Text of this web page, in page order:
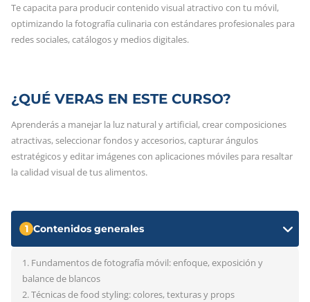
Te capacita para producir contenido visual atractivo con tu móvil,
optimizando la fotografía culinaria con estándares profesionales para
redes sociales, catálogos y medios digitales.
¿QUÉ VERAS EN ESTE CURSO?
Aprenderás a manejar la luz natural y artificial, crear composiciones
atractivas, seleccionar fondos y accesorios, capturar ángulos
estratégicos y editar imágenes con aplicaciones móviles para resaltar
la calidad visual de tus alimentos.
1 Contenidos generales
1. Fundamentos de fotografía móvil: enfoque, exposición y
balance de blancos
2. Técnicas de food styling: colores, texturas y props